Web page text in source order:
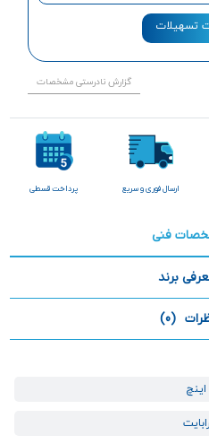
تسهیلات
گزارش نادرستی مشخصات
ارسال فوری و سریع پرداخت قسطی
فنی
برند
(0)